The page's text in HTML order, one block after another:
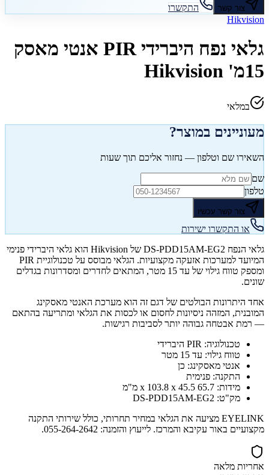
צור קשר
התקשרו
Hikvision
גלאי נפח היברידי PIR אנטי מאסק
15מ' Hikvision
במלאי
מעוניינים במוצר?
השאירו שם וטלפון — נחזור אליכם תוך שעות
שם
טלפון
צור קשר עכשיו
או התקשרו ישירות
גלאי הנפח DS-PDD15AM-EG2 של Hikvision הוא גלאי היברידי פנימי
המיועד למערכות אזעקה מקצועיות. הגלאי מבוסס על טכנולוגיית PIR
ומספק טווח גילוי של עד 15 מטר, המתאים לחדרים ומסדרונות בגדלים
שונים.
אחד היתרונות הבולטים של דגם זה הוא מערכת האנטי מאסקינג
המובנית, המזהה ניסיונות לחסום או לכסות את הגלאי ומתריעה בהתאם
— רמת אבטחה גבוהה יותר לסביבות רגישות.
טכנולוגיה: PIR היברידי
טווח גילוי: עד 15 מטר
אנטי מאסקינג: כן
התקנה: פנימית
מידות: 65.7 x 103.8 x 45.5 מ"מ
מק"ט: DS-PDD15AM-EG2
EYELINK מציעה את הגלאי במחיר תחרותי, כולל שירותי התקנה
מקצועיים באור עקיבא והמרכז. לייעוץ והזמנה: 055-264-2642.
אחריות מלאה